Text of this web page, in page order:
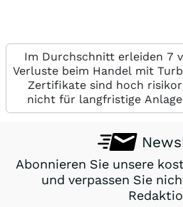
Im Durchschnitt erleiden 7
Verluste beim Handel mit
Zertifikate sind hoch
nicht für langfristige
Abonnieren Sie unsere
und verpassen Sie